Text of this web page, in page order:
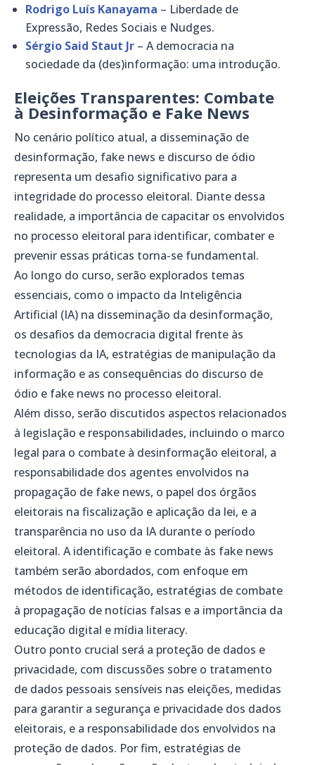
Rodrigo Luís Kanayama – Liberdade de
Expressão, Redes Sociais e Nudges.
Sérgio Said Staut Jr – A democracia na
sociedade da (des)informação: uma introdução.
Eleições Transparentes: Combate
à Desinformação e Fake News
No cenário político atual, a disseminação de
desinformação, fake news e discurso de ódio
representa um desafio significativo para a
integridade do processo eleitoral. Diante dessa
realidade, a importância de capacitar os envolvidos
no processo eleitoral para identificar, combater e
prevenir essas práticas torna-se fundamental.
Ao longo do curso, serão explorados temas
essenciais, como o impacto da Inteligência
Artificial (IA) na disseminação da desinformação,
os desafios da democracia digital frente às
tecnologias da IA, estratégias de manipulação da
informação e as consequências do discurso de
ódio e fake news no processo eleitoral.
Além disso, serão discutidos aspectos relacionados
à legislação e responsabilidades, incluindo o marco
legal para o combate à desinformação eleitoral, a
responsabilidade dos agentes envolvidos na
propagação de fake news, o papel dos órgãos
eleitorais na fiscalização e aplicação da lei, e a
transparência no uso da IA durante o período
eleitoral. A identificação e combate às fake news
também serão abordados, com enfoque em
métodos de identificação, estratégias de combate
à propagação de notícias falsas e a importância da
educação digital e mídia literacy.
Outro ponto crucial será a proteção de dados e
privacidade, com discussões sobre o tratamento
de dados pessoais sensíveis nas eleições, medidas
para garantir a segurança e privacidade dos dados
eleitorais, e a responsabilidade dos envolvidos na
proteção de dados. Por fim, estratégias de